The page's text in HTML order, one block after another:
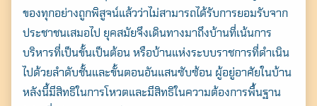
ของทุกอย่างถูกพิสูจน์แล้วว่าไม่สามารถได้รับการยอมรับจาก
ประชาชนเสมอไป ยุคสมัยจึงเดินทางมาถึงบ้านที่เน้นการ
บริหารที่เป็นขั้นเป็นต้อน หรือบ้านแห่งระบบราชการที่ดำเนิน
ไปด้วยลำดับชั้นและขั้นตอนอันแสนซับซ้อน ผู้อยู่อาศัยในบ้าน
หลังนี้มีสิทธิในการโหวตและมีสิทธิในความต้องการพื้นฐาน